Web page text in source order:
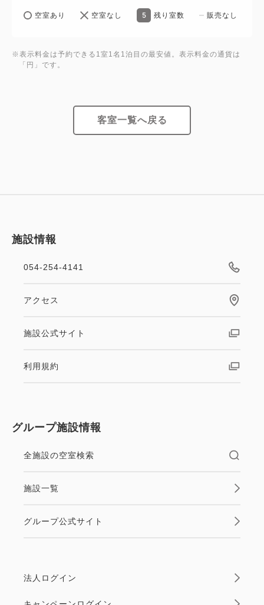
空室あり 空室なし 5 残り室数 販売なし
※表示料金は予約できる1室1名1泊目の最安値。表示料金の通貨は
「円」です。
客室一覧へ戻る
施設情報
054-254-4141
アクセス
施設公式サイト
利用規約
グループ施設情報
全施設の空室検索
施設一覧
グループ公式サイト
法人ログイン